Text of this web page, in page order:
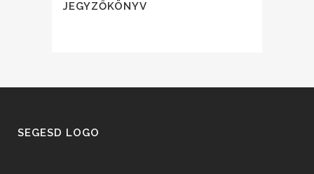
JEGYZŐKÖNYV
SEGESD LOGO